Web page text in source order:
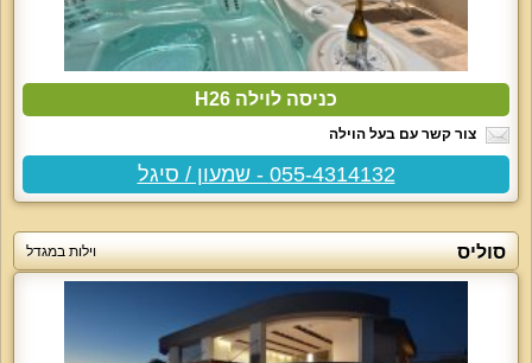
כניסה לוילה H26
צור קשר עם בעל הוילה
055-4314132 - שמעון / סיגל
סוליס וילות במגדל